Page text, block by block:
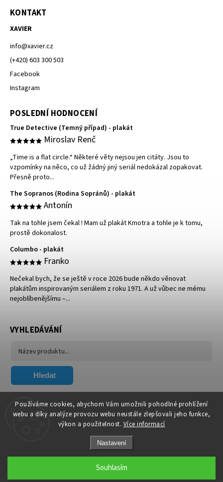
Používáme cookies, abychom Vám umožnili pohodlné prohlížení
webu a díky analýze provozu webu neustále zlepšovali jeho funkce,
výkon a použitelnost. Více informací
Nastavení
Souhlasím
KONTAKT
XAVIER
info@xavier.cz
(+420) 603 300 503
Facebook
Instagram
POSLEDNÍ HODNOCENÍ
True Detective (Temný případ) - plakát
Miroslav Renč
„Time is a flat circle.“ Některé věty nejsou jen citáty. Jsou to
vzpomínky na něco, co už žádný jiný seriál nedokázal zopakovat.
Přesně proto...
The Sopranos (Rodina Sopránů) - plakát
Antonín
Tak na tohle jsem čekal ! Mam už plakát Kmotra a tohle je k tomu,
prostě dokonalost.
Columbo - plakát
Franko
Nečekal bych, že se ještě v roce 2026 bude někdo věnovat
plakátům inspirovaným seriálem z roku 1971. A už vůbec ne mému
nejoblíbenějšímu –...
VYHLEDÁVÁNÍ
Hledat
FACEBOOK